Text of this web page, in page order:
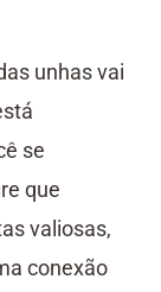
unhas vai
se
que
valiosas,
conexão